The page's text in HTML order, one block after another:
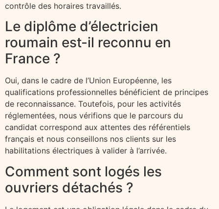
contrôle des horaires travaillés.
Le diplôme d’électricien
roumain est-il reconnu en
France ?
Oui, dans le cadre de l’Union Européenne, les
qualifications professionnelles bénéficient de principes
de reconnaissance. Toutefois, pour les activités
réglementées, nous vérifions que le parcours du
candidat correspond aux attentes des référentiels
français et nous conseillons nos clients sur les
habilitations électriques à valider à l’arrivée.
Comment sont logés les
ouvriers détachés ?